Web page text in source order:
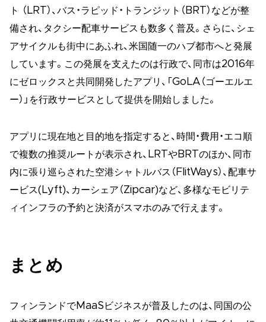
ト （LRT）、バス・ラピッド・トランジット（BRT）などが整
備され、タクシー配車サービスも数多く普及。さらに、シェ
アサイクルも街中にあふれ、米国随一のハブ都市へと発展
しています。この発展を支えたのは行政で、同市は2016年
にゼロックスと共同開発したアプリ、「GoLA（ゴーエルエ
ー）」を行政サービスとして提供を開始しました。
アプリに現在地と目的地を指定すると、時間・費用・エコ順
で複数の推奨ルートが表示され、LRTやBRTのほか、同市
内に張り巡らされた空港シャトルバス（FlitWays）、配車サ
ービス(Lyft)、カーシェア（Zipcar)など、多様なモビリテ
ィインフラの予約と決済がスマホのみで行えます。
まとめ
フィンランドでMaaSビジネスが普及したのは、同国の公